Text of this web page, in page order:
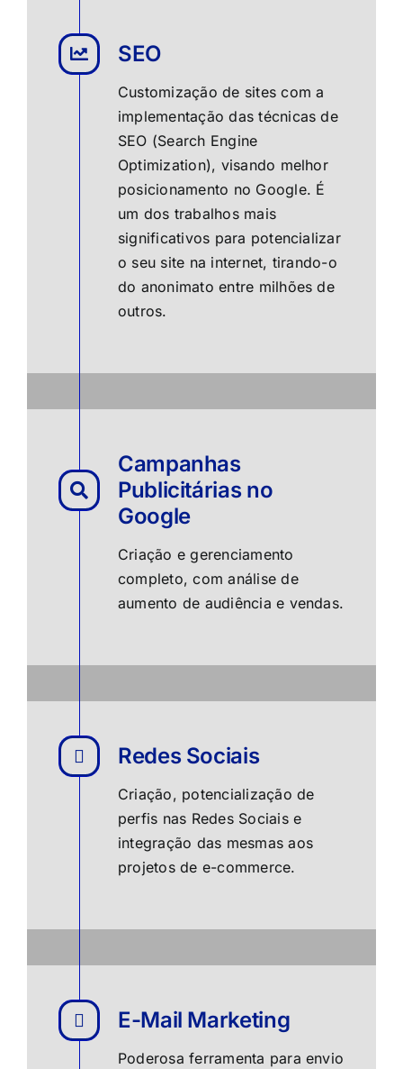
SEO
Customização de sites com a
implementação das técnicas de
SEO (Search Engine
Optimization), visando melhor
posicionamento no Google. É
um dos trabalhos mais
significativos para potencializar
o seu site na internet, tirando-o
do anonimato entre milhões de
outros.
Campanhas
Publicitárias no
Google
Criação e gerenciamento
completo, com análise de
aumento de audiência e vendas.
Redes Sociais
Criação, potencialização de
perfis nas Redes Sociais e
integração das mesmas aos
projetos de e-commerce.
E-Mail Marketing
Poderosa ferramenta para envio